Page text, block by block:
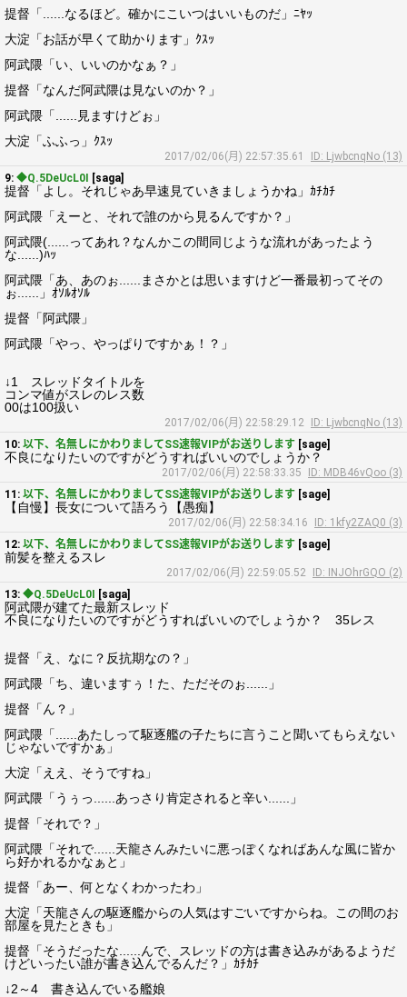
提督「......なるほど。確かにこいつはいいものだ」ﾆﾔｯ
大淀「お話が早くて助かります」ｸｽｯ
阿武隈「い、いいのかなぁ？」
提督「なんだ阿武隈は見ないのか？」
阿武隈「......見ますけどぉ」
大淀「ふふっ」ｸｽｯ
2017/02/06(月) 22:57:35.61
ID: LjwbcnqNo (13)
9: ◆Q.5DeUcL0I [saga]
提督「よし。それじゃあ早速見ていきましょうかね」ｶﾁｶﾁ
阿武隈「えーと、それで誰のから見るんですか？」
阿武隈(......ってあれ？なんかこの間同じような流れがあったよう
な......)ﾊｯ
阿武隈「あ、あのぉ......まさかとは思いますけど一番最初ってその
ぉ......」ｵｿﾙｵｿﾙ
提督「阿武隈」
阿武隈「やっ、やっぱりですかぁ！？」
↓1 スレッドタイトルを
コンマ値がスレのレス数
00は100扱い
2017/02/06(月) 22:58:29.12
ID: LjwbcnqNo (13)
10: 以下、名無しにかわりましてSS速報VIPがお送りします [sage]
不良になりたいのですがどうすればいいのでしょうか？
2017/02/06(月) 22:58:33.35
ID: MDB46vQoo (3)
11: 以下、名無しにかわりましてSS速報VIPがお送りします [sage]
【自慢】長女について語ろう【愚痴】
2017/02/06(月) 22:58:34.16
ID: 1kfy2ZAQ0 (3)
12: 以下、名無しにかわりましてSS速報VIPがお送りします [sage]
前髪を整えるスレ
2017/02/06(月) 22:59:05.52
ID: INJOhrGQO (2)
13: ◆Q.5DeUcL0I [saga]
阿武隈が建てた最新スレッド
不良になりたいのですがどうすればいいのでしょうか？ 35レス
提督「え、なに？反抗期なの？」
阿武隈「ち、違いますぅ！た、ただそのぉ......」
提督「ん？」
阿武隈「......あたしって駆逐艦の子たちに言うこと聞いてもらえない
じゃないですかぁ」
大淀「ええ、そうですね」
阿武隈「うぅっ......あっさり肯定されると辛い......」
提督「それで？」
阿武隈「それで......天龍さんみたいに悪っぽくなればあんな風に皆か
ら好かれるかなぁと」
提督「あー、何となくわかったわ」
大淀「天龍さんの駆逐艦からの人気はすごいですからね。この間のお
部屋を見たときも」
提督「そうだったな......んで、スレッドの方は書き込みがあるようだ
けどいったい誰が書き込んでるんだ？」ｶﾁｶﾁ
↓2～4 書き込んでいる艦娘